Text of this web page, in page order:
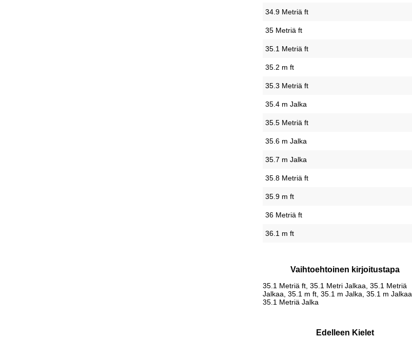
34.9 Metriä ft
35 Metriä ft
35.1 Metriä ft
35.2 m ft
35.3 Metriä ft
35.4 m Jalka
35.5 Metriä ft
35.6 m Jalka
35.7 m Jalka
35.8 Metriä ft
35.9 m ft
36 Metriä ft
36.1 m ft
Vaihtoehtoinen kirjoitustapa
35.1 Metriä ft, 35.1 Metri Jalkaa, 35.1 Metriä
Jalkaa, 35.1 m ft, 35.1 m Jalka, 35.1 m Jalkaa,
35.1 Metriä Jalka
Edelleen Kielet